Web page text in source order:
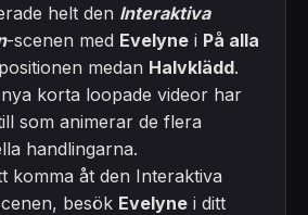
helt den Interaktiva
-scenen med Evelyne i På alla
medan Halvklädd.
korta loopade videor har
som animerar de flera
handlingarna.
komma åt den Interaktiva
besök Evelyne i ditt